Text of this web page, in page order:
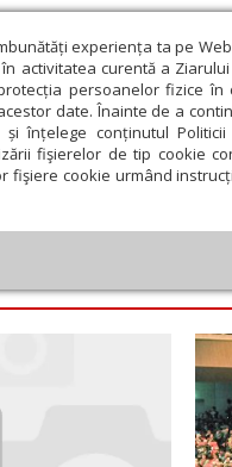
experiența ta pe
activitatea curentă a
persoanelor fizice în
date. Înainte de a
înțelege conținutul Politicii
fişierelor de tip cookie
fişiere cookie urmând
Societate